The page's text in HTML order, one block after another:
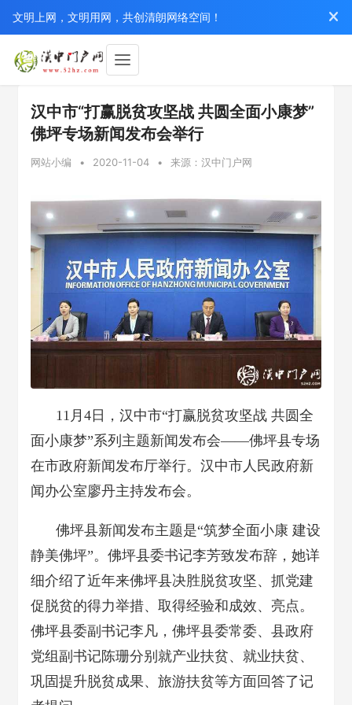
文明上网，文明用网，共创清朗网络空间！
汉中市“打赢脱贫攻坚战 共圆全面小康梦”
佛坪专场新闻发布会举行
网站小编 • 2020-11-04 • 来源：汉中门户网
11月4日，汉中市“打赢脱贫攻坚战 共圆全
面小康梦”系列主题新闻发布会——佛坪县专场
在市政府新闻发布厅举行。 汉中市人民政府新
闻办公室廖丹主持发布会。
佛坪县新闻发布主题是“筑梦全面小康 建设
静美佛坪”。佛坪县委书记李芳致发布辞，她详
细介绍了近年来佛坪县决胜脱贫攻坚、抓党建
促脱贫的得力举措、取得经验和成效、亮点。
佛坪县委副书记李凡，佛坪县委常委、县政府
党组副书记陈珊分别就产业扶贫、就业扶贫、
巩固提升脱贫成果、旅游扶贫等方面回答了记